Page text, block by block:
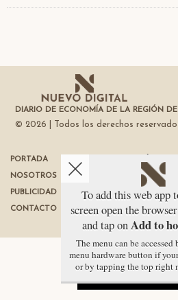
DIARIO DE ECONOMÍA DE LA REGIÓN
© 2026 | Todos los derechos
PORTADA
NOSOTROS
PUBLICIDAD
CONTACTO
POLÍTICA
To add this web app
screen open the
and tap onAdd to
The menu can be accessed
menu hardware button if
or by tapping the top right
Aviso sobre el Uso
Utilizamos cookies
funcionamiento del
cookies y como
Privacidad y Cookies
Aceptar